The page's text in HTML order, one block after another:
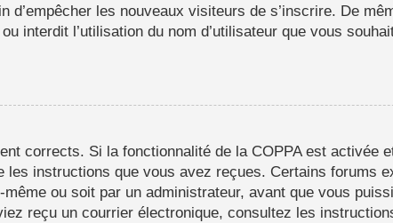
les nouveaux visiteurs de s’inscrire. De
interdit l’utilisation du nom d’utilisateur que vous
corrects. Si la fonctionnalité de la COPPA est activée
instructions que vous avez reçues. Certains forums
ou soit par un administrateur, avant que vous
reçu un courrier électronique, consultez les